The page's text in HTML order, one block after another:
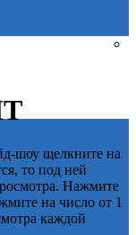
шоу щелкните на
то под ней
Нажмите
на число от 1
каждой